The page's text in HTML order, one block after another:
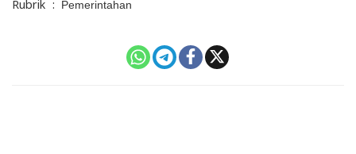
Rubrik : Pemerintahan